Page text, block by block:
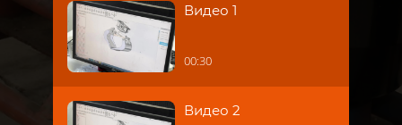
Видео 1
00:30
Видео 2